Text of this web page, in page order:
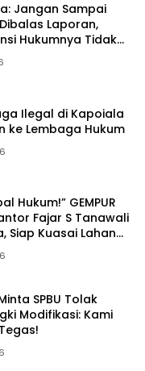
Jangan Sampai
Laporan,
Hukumnya Tidak
Terbuka
Ilegal di Kapoiala
ke Lembaga Hukum
Hukum!” GEMPUR
Fajar S Tanawali
Siap Kuasai Lahan
SPBU Tolak
Modifikasi: Kami